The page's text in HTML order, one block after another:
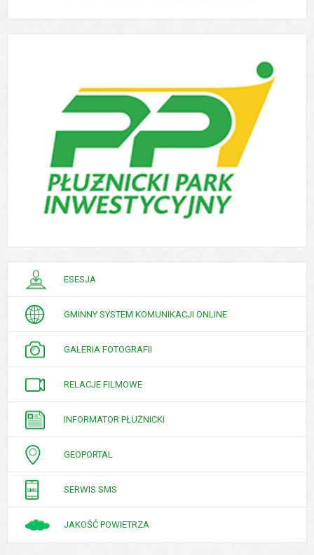
PORADNIK
INTERESANTA
ESESJA
GMINNY SYSTEM KOMUNIKACJI ONLINE
GALERIA FOTOGRAFII
RELACJE FILMOWE
INFORMATOR PŁUŻNICKI
GEOPORTAL
SERWIS SMS
JAKOŚĆ POWIETRZA